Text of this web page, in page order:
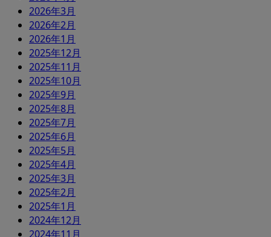
2026年3月
2026年2月
2026年1月
2025年12月
2025年11月
2025年10月
2025年9月
2025年8月
2025年7月
2025年6月
2025年5月
2025年4月
2025年3月
2025年2月
2025年1月
2024年12月
2024年11月